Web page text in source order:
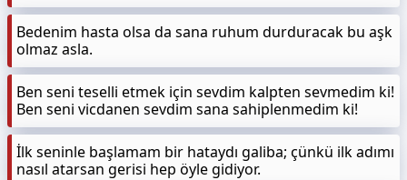
Bedenim hasta olsa da sana ruhum durduracak bu aşk
olmaz asla.
Ben seni teselli etmek için sevdim kalpten sevmedim ki!
Ben seni vicdanen sevdim sana sahiplenmedim ki!
İlk seninle başlamam bir hataydı galiba; çünkü ilk adımı
nasıl atarsan gerisi hep öyle gidiyor.